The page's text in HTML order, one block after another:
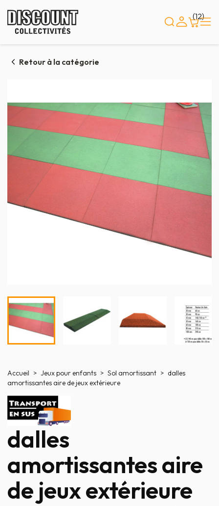
(12)
Retour à la catégorie
Accueil Jeux pour enfants Sol amortissant
dalles
amortissantes aire de jeux extérieure
dalles
amortissantes aire
de jeux extérieure